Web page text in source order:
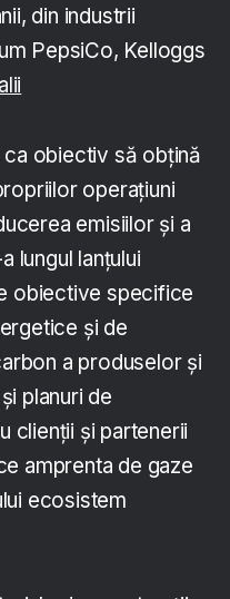
din industrii
PepsiCo, Kelloggs
obiectiv să obțină
operațiuni
emisiilor și a
lungul lanțului
obiective specifice
și de
a produselor și
planuri de
clienții și partenerii
amprenta de gaze
ecosistem